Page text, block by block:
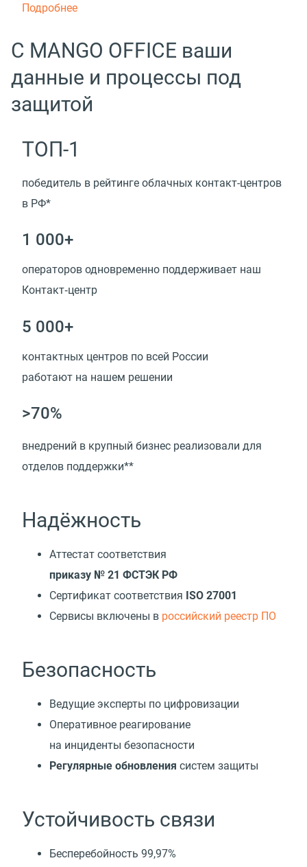
Подробнее
С MANGO OFFICE ваши
данные и процессы под
защитой
ТОП-1
победитель в рейтинге облачных контакт-центров
в РФ*
1 000+
операторов одновременно поддерживает наш
Контакт‑центр
5 000+
контактных центров по всей России
работают на нашем решении
>70%
внедрений в крупный бизнес реализовали для
отделов поддержки**
Надёжность
Аттестат соответствия
приказу № 21 ФСТЭК РФ
Сертификат соответствия ISO 27001
Cервисы включены в российский реестр ПО
Безопасность
Ведущие эксперты по цифровизации
Оперативное реагирование
на инциденты безопасности
Регулярные обновления систем защиты
Устойчивость связи
Бесперебойность 99,97%